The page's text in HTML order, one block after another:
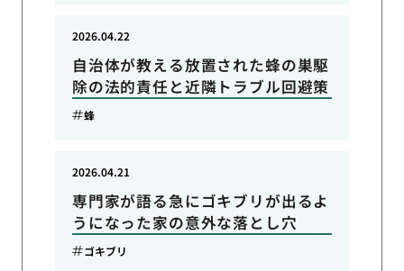
自治体が教える放置された蜂の巣駆
除の法的責任と近隣トラブル回避策
2026.04.22
蜂
専門家が語る急にゴキブリが出るよ
うになった家の意外な落とし穴
2026.04.21
ゴキブリ